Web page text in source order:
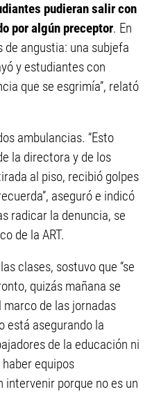
pudieran salir con
por algún preceptor. En
angustia: una subjefa
y estudiantes con
que se esgrimía”, relató
ambulancias. “Esto
la directora y de los
al piso, recibió golpes
aseguró e indicó
radicar la denuncia, se
de la ART.
clases, sostuvo que “se
quizás mañana se
marco de las jornadas
está asegurando la
de la educación ni
equipos
porque no es un